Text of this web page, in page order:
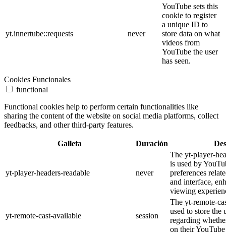
yt.innertube::requests never
YouTube sets this
cookie to register
a unique ID to
store data on what
videos from
YouTube the user
has seen.
Cookies Funcionales
functional
Functional cookies help to perform certain functionalities like
sharing the content of the website on social media platforms, collect
feedbacks, and other third-party features.
Galleta Duración
yt-player-headers-readable never
The yt-player-
is used by
preferences
and interface,
viewing
yt-remote-cast-available session
The yt-remote-
used to store the
regarding
on their